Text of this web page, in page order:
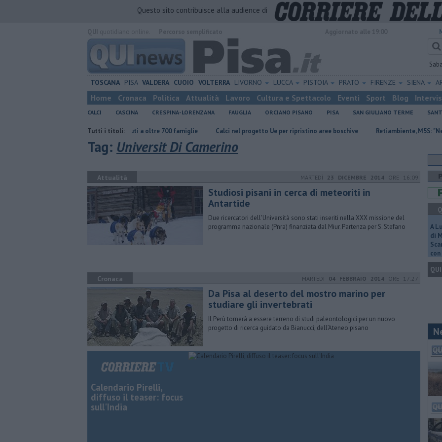
Questo sito contribuisce alla audience di
TOSCANA PISA VALDERA CUOIO VOLTERRA LIVORNO LUCCA PISTOIA PRATO FIRENZE SIENA
Home Cronaca Politica Attualità Lavoro Cultura e Spettacolo Eventi Sport Blog
CALCI CASCINA CRESPINA-LORENZANA FAUGLIA ORCIANO PISANO PISA SAN GIULIANO TERME
Tutti i titoli:
Carta Spesa 2026, aiuti a oltre 700 famiglie Calci nel progetto Ue per ripristino aree boschive Retiambiente, M5S: "Nessun
Tag: Universit Di Camerino
Attualità MARTEDÌ 23 DICEMBRE 2014 ORE 16:09
Studiosi pisani in cerca di meteoriti in
Antartide
Due ricercatori dell'Università sono stati inseriti nella XXX missione del
programma nazionale (Pnra) finanziata dal Miur. Partenza per S. Stefano
Cronaca MARTEDÌ 04 FEBBRAIO 2014 ORE 17:27
Da Pisa al deserto del mostro marino per
studiare gli invertebrati
Il Perù tornerà a essere terreno di studi paleontologici per un nuovo
progetto di ricerca guidato da Bianucci, dell’Ateneo pisano
Calendario Pirelli,
diffuso il teaser: focus
sull'India
A
di
QUI